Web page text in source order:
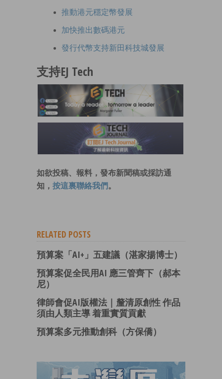
推動港元穩定幣發展
加快推出數碼港元
發行代幣支持新田科技城發展
支持EJ Tech
如欲投稿、報料，發布新聞稿或採訪通
知， 按這裏聯絡我們 。
RELATED POSTS
預算案「AI+」五建議（湛家揚博士）
預算案促全民用AI 應三管齊下（郝本
尼）
律師會促AI版權法｜釐清原創性 作品
須由人類主導 着重實質貢獻
預算案多元推動創科（方保僑）